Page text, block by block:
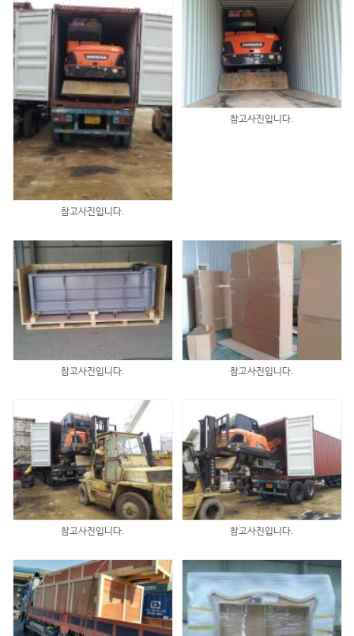
참고사진입니다.
참고사진입니다.
참고사진입니다. 참고사진입니다.
참고사진입니다. 참고사진입니다.